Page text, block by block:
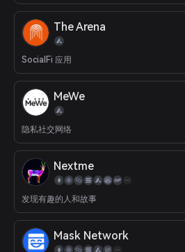
The Arena
SocialFi 应用
MeWe
隐私社交网络
Nextme
发现有趣的人和故事
Mask Network